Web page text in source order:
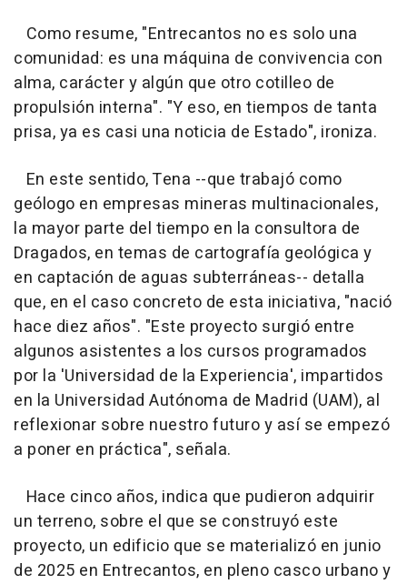
Como resume, "Entrecantos no es solo una
comunidad: es una máquina de convivencia con
alma, carácter y algún que otro cotilleo de
propulsión interna". "Y eso, en tiempos de tanta
prisa, ya es casi una noticia de Estado", ironiza.
En este sentido, Tena --que trabajó como
geólogo en empresas mineras multinacionales,
la mayor parte del tiempo en la consultora de
Dragados, en temas de cartografía geológica y
en captación de aguas subterráneas-- detalla
que, en el caso concreto de esta iniciativa, "nació
hace diez años". "Este proyecto surgió entre
algunos asistentes a los cursos programados
por la 'Universidad de la Experiencia', impartidos
en la Universidad Autónoma de Madrid (UAM), al
reflexionar sobre nuestro futuro y así se empezó
a poner en práctica", señala.
Hace cinco años, indica que pudieron adquirir
un terreno, sobre el que se construyó este
proyecto, un edificio que se materializó en junio
de 2025 en Entrecantos, en pleno casco urbano y